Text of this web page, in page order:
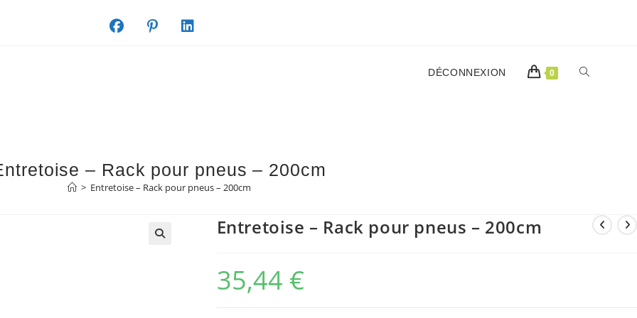
DÉCONNEXION 0 TOGGLE
– Rack pour pneus – 200cm
> Entretoise – Rack pour pneus – 200cm
Entretoise – Rack pour pneus – 200cm
35,44 €